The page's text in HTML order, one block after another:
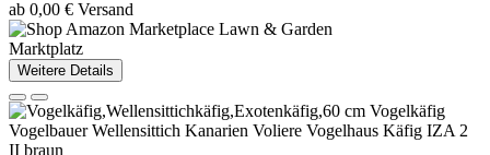
ab 0,00 € Versand
Marktplatz
Weitere Details